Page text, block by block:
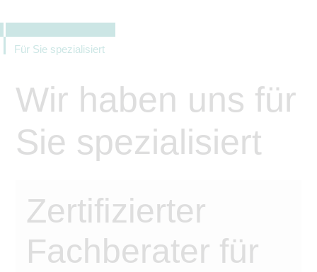
Für Sie spezialisiert
Wir haben uns für
Sie spezialisiert
Zertifizierter
Fachberater für
können.